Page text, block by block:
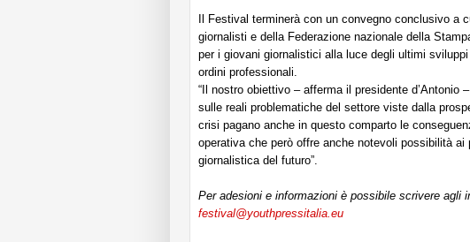
Il Festival terminerà con un convegno conclusivo a
giornalisti e della Federazione nazionale della
per i giovani giornalistici alla luce degli ultimi
ordini professionali.
“Il nostro obiettivo – afferma il presidente
sulle reali problematiche del settore viste dalla
crisi pagano anche in questo comparto le
operativa che però offre anche notevoli possibilità
giornalistica del futuro”.
Per adesioni e informazioni è possibile scrivere agli
festival@youthpressitalia.eu